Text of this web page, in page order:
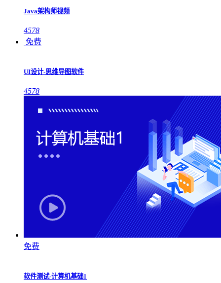
Java架构师视频
4578
免费
UI设计-思维导图软件
4578
免费
软件测试-计算机基础1